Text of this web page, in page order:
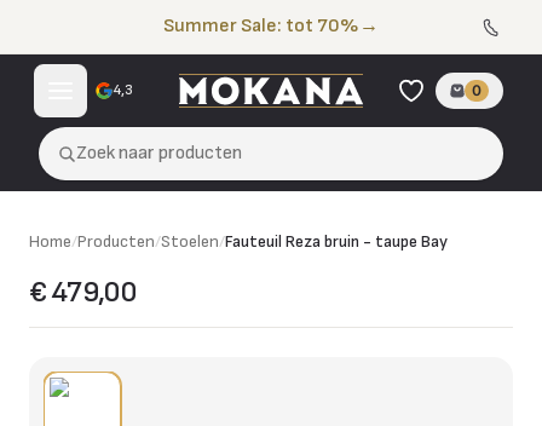
Summer Sale: tot 70% →
4,3 0
Zoek naar producten
Home/Producten/Stoelen/Fauteuil Reza bruin - taupe Bay
€ 479,00